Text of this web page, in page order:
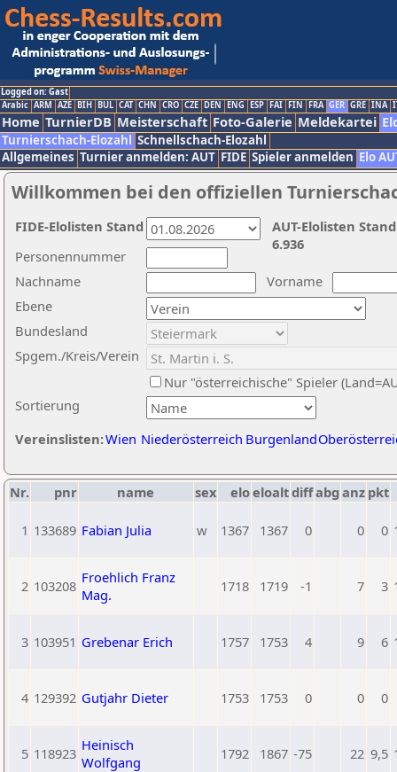
Logged on: Gast
Arabic ARM AZE BIH BUL CAT CHN CRO CZE DEN ENG ESP FAI FIN FRA GER GRE INA
Home TurnierDB Meisterschaft Foto-Galerie Meldekartei
Turnierschach-Elozahl Schnellschach-Elozahl
Allgemeines Turnier anmelden: AUT FIDE Spieler anmelden Elo
Willkommen bei den offiziellen
Nachname
Vorname
Ebene
Sortierung
Personennummer
Bundesland
Spgem./Kreis/Verein
Nur "österreichische" Spieler
Vereinslisten:Wien Niederösterreich Burgenland
AUT-Elolisten
6.936
FIDE-Elolisten Stand
Nr. pnr name sex eloeloaltdiffabg anz pkt
1 133689 Fabian Julia w 1367 1367 0 0 0
2 103208 Froehlich Franz
Mag.
1718 1719 -1 7 3
3 103951 Grebenar Erich 1757 1753 4 9 6
4 129392 Gutjahr Dieter 1753 1753 0 0 0
5 118923 Heinisch
Wolfgang
1792 1867 -75 22 9,5